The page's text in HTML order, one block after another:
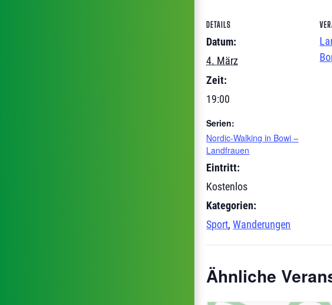
DETAILS
Datum:
4. März
Zeit:
19:00
Serien:
Nordic-Walking in Bowi –
Landfrauen
Eintritt:
Kostenlos
Kategorien:
Sport,Wanderungen
Ähnliche